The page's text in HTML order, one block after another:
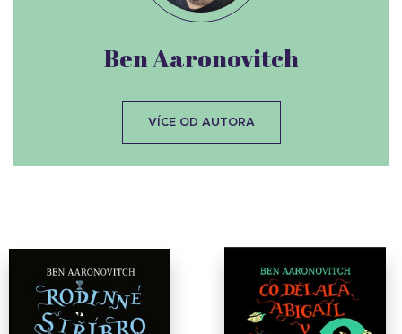
Ben Aaronovitch
VÍCE OD AUTORA